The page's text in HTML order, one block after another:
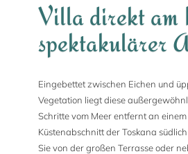
Villa direkt am
spektakulärer
Eingebettet zwischen Eichen und
Vegetation liegt diese
Schritte vom Meer entfernt an
Küstenabschnitt der Toskana
Sie von der großen Terrasse oder